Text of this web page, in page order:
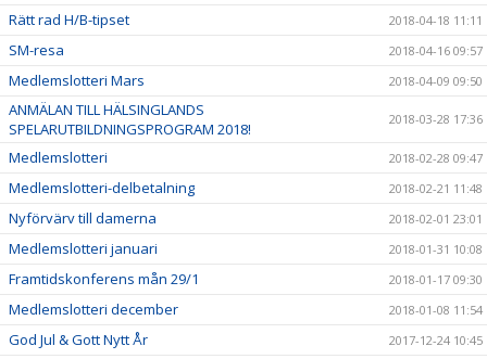
Rätt rad H/B-tipset 2018-04-18 11:11
SM-resa 2018-04-16 09:57
Medlemslotteri Mars 2018-04-09 09:50
ANMÄLAN TILL HÄLSINGLANDS
SPELARUTBILDNINGSPROGRAM 2018!
2018-03-28 17:36
Medlemslotteri 2018-02-28 09:47
Medlemslotteri-delbetalning 2018-02-21 11:48
Nyförvärv till damerna 2018-02-01 23:01
Medlemslotteri januari 2018-01-31 10:08
Framtidskonferens mån 29/1 2018-01-17 09:30
Medlemslotteri december 2018-01-08 11:54
God Jul & Gott Nytt År 2017-12-24 10:45